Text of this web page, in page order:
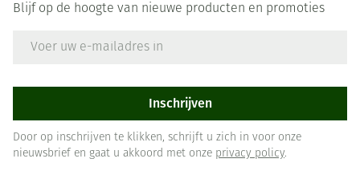
Blijf op de hoogte van nieuwe producten en promoties
Inschrijven
Door op inschrijven te klikken, schrijft u zich in voor onze
nieuwsbrief en gaat u akkoord met onze privacy policy.